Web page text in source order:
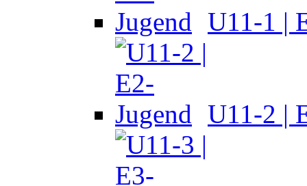
U11-1 |
U11-2 |